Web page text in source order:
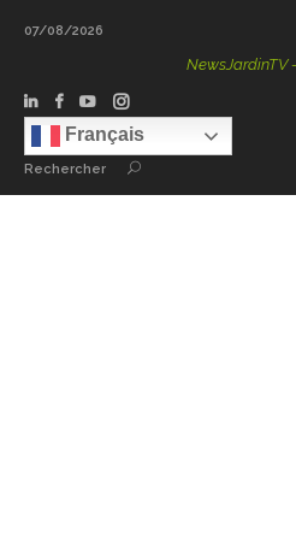
07/08/2026
NewsJardinTV –
Français
Rechercher